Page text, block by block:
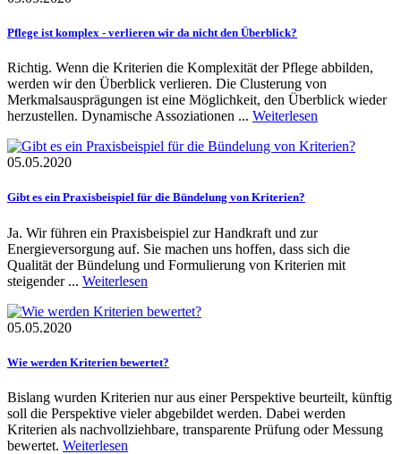
Pflege ist komplex - verlieren wir da nicht den Überblick?
Richtig. Wenn die Kriterien die Komplexität der Pflege abbilden,
werden wir den Überblick verlieren. Die Clusterung von
Merkmalsausprägungen ist eine Möglichkeit, den Überblick wieder
herzustellen. Dynamische Assoziationen ... Weiterlesen
05.05.2020
Gibt es ein Praxisbeispiel für die Bündelung von Kriterien?
Ja. Wir führen ein Praxisbeispiel zur Handkraft und zur
Energieversorgung auf. Sie machen uns hoffen, dass sich die
Qualität der Bündelung und Formulierung von Kriterien mit
steigender ... Weiterlesen
05.05.2020
Wie werden Kriterien bewertet?
Bislang wurden Kriterien nur aus einer Perspektive beurteilt, künftig
soll die Perspektive vieler abgebildet werden. Dabei werden ​
Kriterien als nachvollziehbare, transparente Prüfung oder Messung
bewertet. Weiterlesen